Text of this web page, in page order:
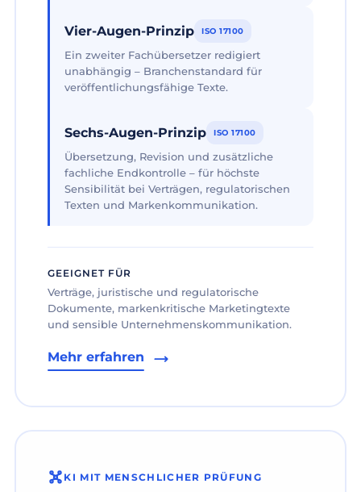
Vier-Augen-Prinzip ISO 17100
Ein zweiter Fachübersetzer redigiert
unabhängig – Branchenstandard für
veröffentlichungsfähige Texte.
Sechs-Augen-Prinzip ISO 17100
Übersetzung, Revision und zusätzliche
fachliche Endkontrolle – für höchste
Sensibilität bei Verträgen, regulatorischen
Texten und Markenkommunikation.
GEEIGNET FÜR
Verträge, juristische und regulatorische
Dokumente, markenkritische Marketingtexte
und sensible Unternehmenskommunikation.
Mehr erfahren
KI MIT MENSCHLICHER PRÜFUNG